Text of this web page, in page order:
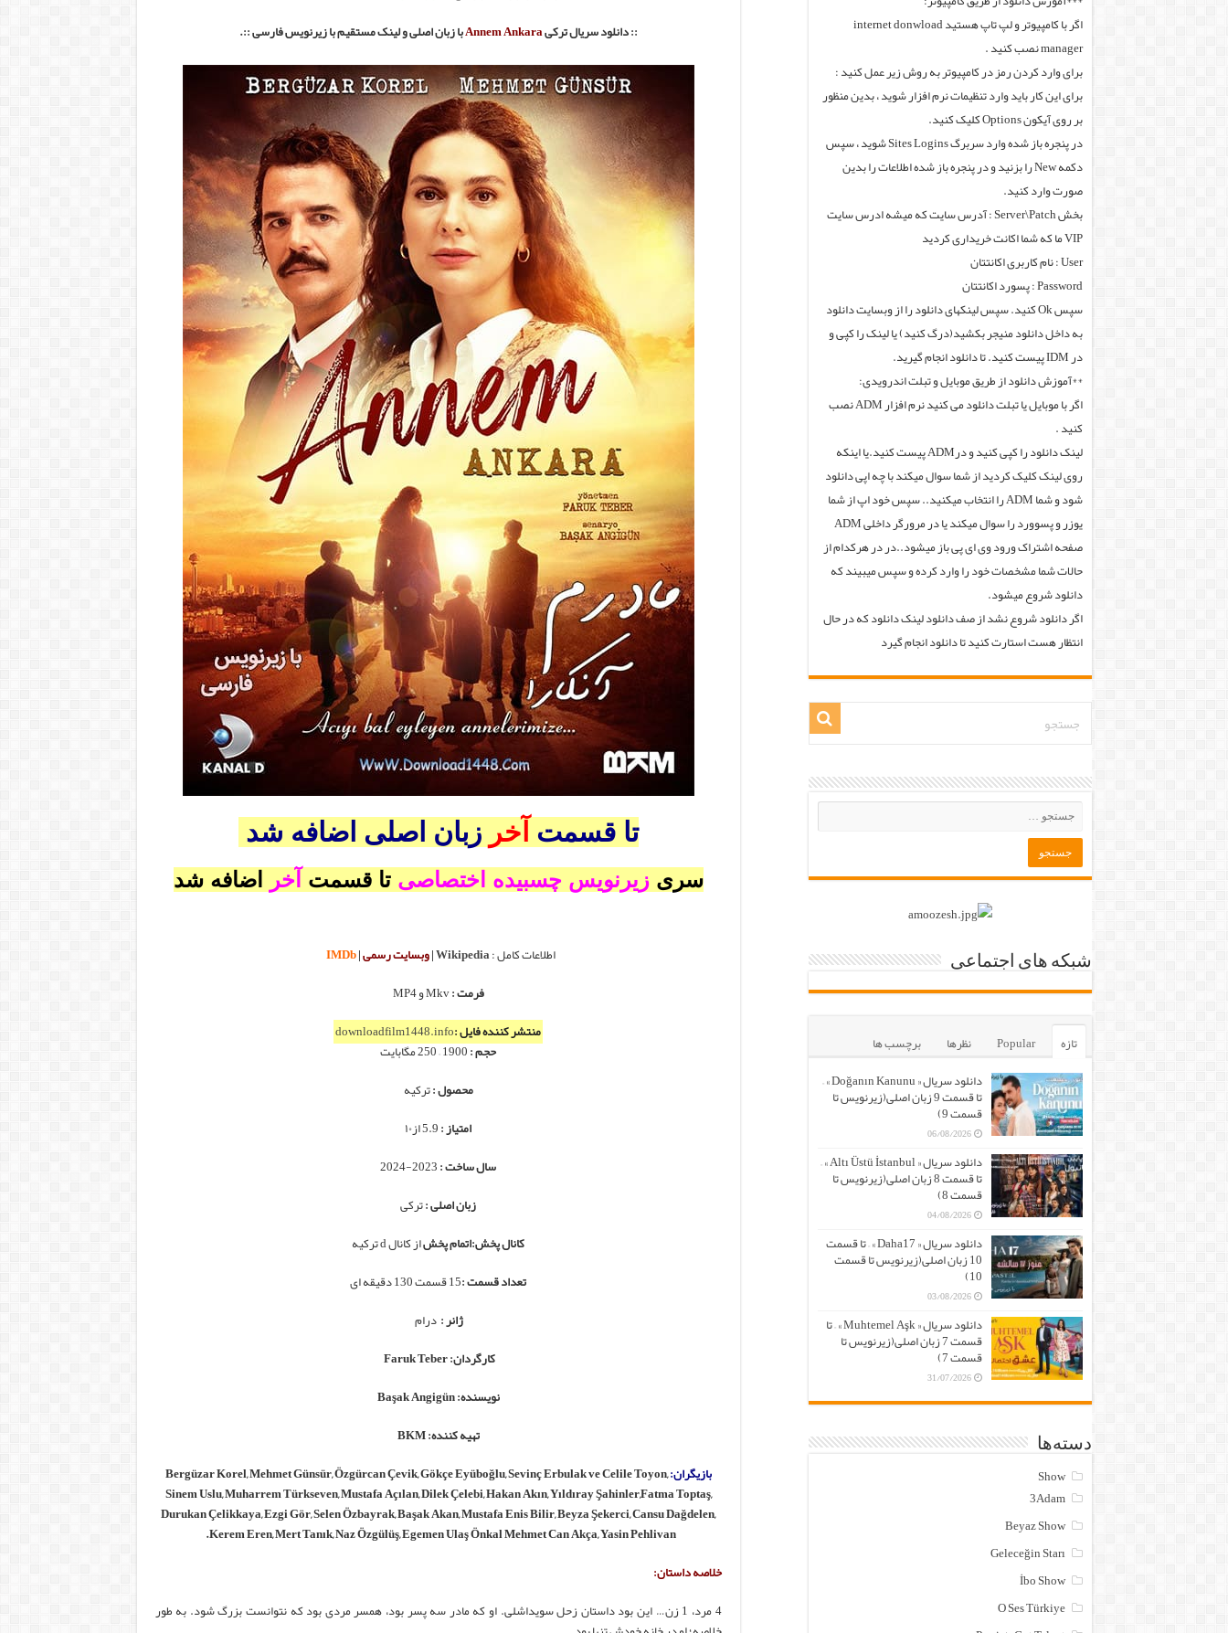
:: دانلود سریال ترکیAnnem Ankaraبازبان اصلی و لینک مستقیم با زیرنویس فارسی ::.
تا قسمت آخرزبان اصلی اضافه شد
سریزیرنویس چسبیده اختصاصی تا قسمت آخر اضافه شد
اطلاعات کامل :Wikipedia
|وبسایت رسمی|
IMDb
فرمت :Mkv و MP4
منتشر کننده فایل :downloadfilm1448.info
حجم :
محصول :ترکیه
امتیاز :
سال ساخت :
زبان اصلی :ترکی
کانال پخش:اتمام پخشاز کانال d ترکیه
تعداد قسمت :15 قسمت 130 دقیقه ای
ژانر :درام
کارگردان: Faruk Teber
نویسنده: Başak Angigün
تهیه کننده: BKM
بازیگران:Bergüzar Korel, Mehmet Günsür, Özgürcan Çevik, Gökçe Eyüboğlu, Sevinç Erbulak ve Celile Toyon,
Sinem Uslu, Muharrem Türkseven, Mustafa Açılan, Dilek Çelebi, Hakan Akın, Yıldıray Şahinler,Fatma Toptaş,
Durukan Çelikkaya, Ezgi Gör, Selen Özbayrak, Başak Akan, Mustafa Enis Bilir, Beyza Şekerci, Cansu Dağdelen,
Kerem Eren, Mert Tanık, Naz Özgülüş, Egemen Ulaş Önkal Mehmet Can Akça, Yasin Pehlivan.
خلاصه داستان:
4 مرد، 1 زن… این بود داستان زحل سویداشلی. او که مادر سه پسر بود، همسر مردی بود که نتوانست بزرگ شود. به طور
اگر با کامپیوتر و لپ تاپ هستید internet donwload
manager نصب کنید .
برای وارد کردن رمز در کامپیوتر به روش زیر عمل کنید :
برای این کار باید وارد تنظیمات نرم افزار شوید ، بدین منظور
بر روی آیکون Options کلیک کنید.
در پنجره باز شده وارد سربرگ Sites Logins شوید ، سپس
دکمه New را بزنید و در پنجره باز شده اطلاعات را بدین
صورت وارد کنید.
بخش Server\Patch : آدرس سایت که میشه ادرس سایت
VIP ما که شما اکانت خریداری کردید
User : نام کاربری اکانتتان
Password : پسورد اکانتتان
سپس Ok کنید. سپس لینکهای دانلود را از وبسایت دانلود
به داخل دانلود منیجر بکشید(درگ کنید) یا لینک را کپی و
در IDM پیست کنید. تا دانلود انجام گیرید.
**آموزش دانلود از طریق موبایل و تبلت اندرویدی:
اگر با موبایل یا تبلت دانلود می کنید نرم افزار ADM نصب
کنید .
لینک دانلود را کپی کنید و درADM پیست کنید.یا اینکه
روی لینک کلیک کردید از شما سوال میکند با چه اپی دانلود
شود و شما ADM را انتخاب میکنید.. سپس خود اپ از شما
یوزر و پسوورد را سوال میکند یا در مرورگر داخلی ADM
صفحه اشتراک ورود وی ای پی باز میشود..در در هرکدام از
حالات شما مشخصات خود را وارد کرده و سپس میبیند که
دانلود شروع میشود.
اگر دانلود شروع نشد از صف دانلود لینک دانلود که در حال
انتظار هست استارت کنید تا دانلود انجام گیرد
شبکه های اجتماعی
تازه Popular نظرها
برچسب ها
دانلود سریال « Doğanın Kanunu » –
تا قسمت 9 زبان اصلی(زیرنویس تا
قسمت 9)
06/08/2026
دانلود سریال « Altı Üstü İstanbul » –
تا قسمت 8 زبان اصلی(زیرنویس تا
قسمت 8)
04/08/2026
دانلود سریال « Daha17 » – تا قسمت
10 زبان اصلی(زیرنویس تا قسمت
10)
03/08/2026
دانلود سریال « Muhtemel Aşk » – تا
قسمت 7 زبان اصلی(زیرنویس تا
قسمت 7)
31/07/2026
دسته‌ها
Show
3Adam
Beyaz Show
Geleceğin Starı
İbo Show
O Ses Türkiye